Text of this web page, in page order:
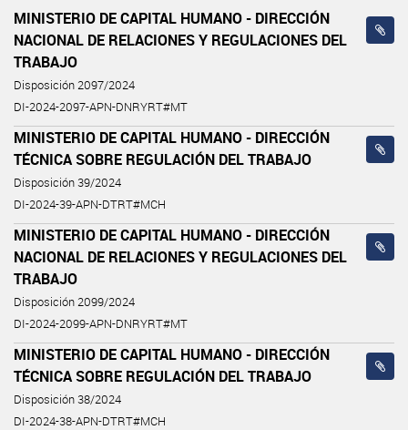
MINISTERIO DE CAPITAL HUMANO - DIRECCIÓN
NACIONAL DE RELACIONES Y REGULACIONES DEL
TRABAJO
Disposición 2097/2024
DI-2024-2097-APN-DNRYRT#MT
MINISTERIO DE CAPITAL HUMANO - DIRECCIÓN
TÉCNICA SOBRE REGULACIÓN DEL TRABAJO
Disposición 39/2024
DI-2024-39-APN-DTRT#MCH
MINISTERIO DE CAPITAL HUMANO - DIRECCIÓN
NACIONAL DE RELACIONES Y REGULACIONES DEL
TRABAJO
Disposición 2099/2024
DI-2024-2099-APN-DNRYRT#MT
MINISTERIO DE CAPITAL HUMANO - DIRECCIÓN
TÉCNICA SOBRE REGULACIÓN DEL TRABAJO
Disposición 38/2024
DI-2024-38-APN-DTRT#MCH